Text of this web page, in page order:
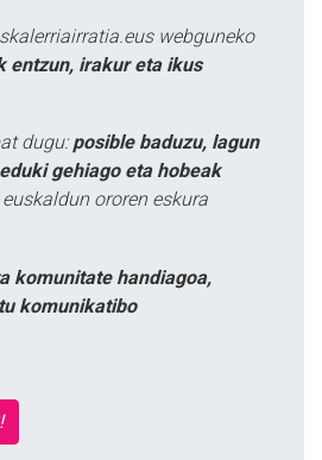
webguneko
entzun, irakur eta ikus
dugu: posible baduzu, lagun
gehiago eta hobeak
ororen eskura
komunitate handiagoa,
komunikatibo